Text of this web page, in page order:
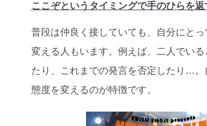
ここぞというタイミングで手のひらを返
普段は仲良く接していても、自分にと
変える人もいます。例えば、二人でい
たり、これまでの発言を否定したり…
態度を変えるのが特徴です。